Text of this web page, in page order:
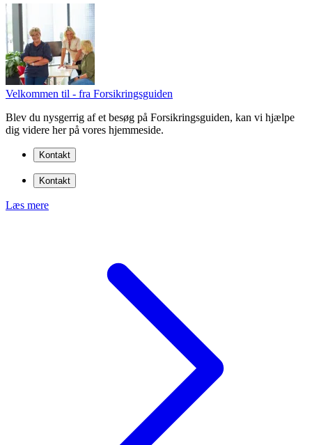
Velkommen til - fra Forsikringsguiden
Blev du nysgerrig af et besøg på Forsikringsguiden, kan vi hjælpe
dig videre her på vores hjemmeside.
Kontakt
Kontakt
Læs mere